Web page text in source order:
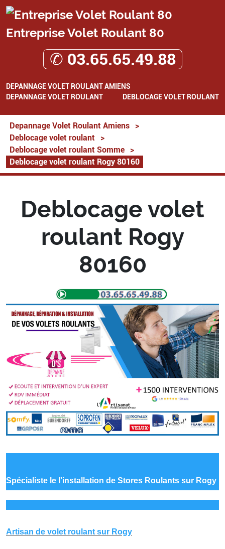
Entreprise Volet Roulant 80
✆ 03.65.65.49.88
DEPANNAGE VOLET ROULANT AMIENS
DEPANNAGE VOLET ROULANT
DEBLOCAGE VOLET ROULANT
Depannage Volet Roulant Amiens
>
Deblocage volet roulant
>
Deblocage volet roulant Somme
>
Deblocage volet roulant Rogy 80160
Deblocage volet
roulant Rogy
80160
Spécialiste le l'installation de Stores Roulants sur Rogy
Artisan de volet roulant sur Rogy